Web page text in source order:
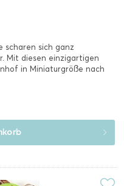
scharen sich ganz
Mit diesen einzigartigen
in Miniaturgröße nach